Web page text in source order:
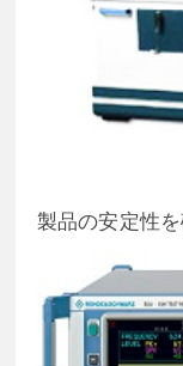
製品の安定性